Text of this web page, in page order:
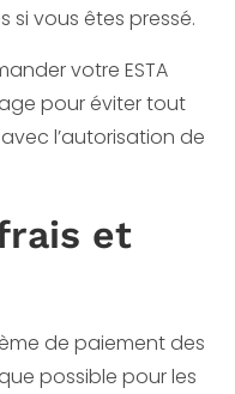
si vous êtes pressé.
votre ESTA
pour éviter tout
l’autorisation de
et
de paiement des
possible pour les